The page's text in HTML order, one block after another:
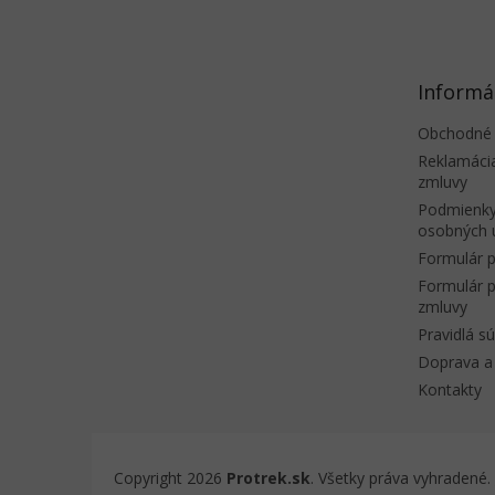
zmluvy
osobných
Formulár
Formulár
zmluvy
Pravidlá
Doprava
Kontakty
Copyright 2026 Protrek.sk. Všetky práva vyhradené.